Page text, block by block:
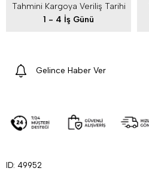
Tahmini Kargoya Veriliş Tarihi
1 - 4 İş Günü
Gelince Haber Ver
ID: 49952